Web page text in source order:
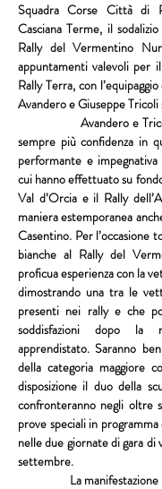
Squadra Corse Città di
Casciana Terme
Rally del Vermentino
appuntamenti valevoli per il
Rally Terra, con
Avandero e Giuseppe Tricoli
Avandero e
sempre più confidenza in
performante e impegnativa
cui hanno effettuato su
Val d’Orcia e il Rally
maniera estemporanea
Casentino. Per l’occasione
bianche al Rally del
proficua esperienza con la
dimostrando una tra le
presenti nei rally e che
soddisfazioni dopo la
apprendistato. Saranno
della categoria maggiore
disposizione il duo della
confronteranno negli oltre
prove speciali in
nelle due giornate di gara di
settembre.